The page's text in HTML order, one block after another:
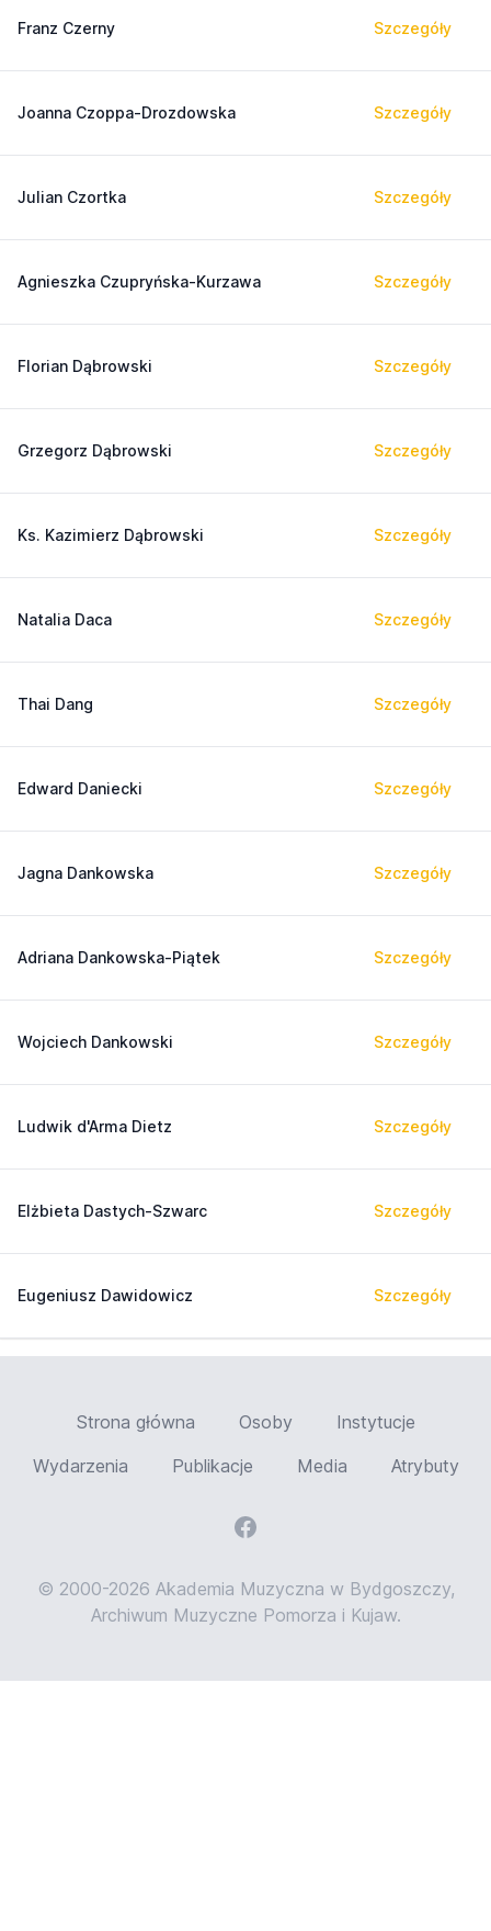
Franz Czerny Szczegóły
Joanna Czoppa-Drozdowska Szczegóły
Julian Czortka Szczegóły
Agnieszka Czupryńska-Kurzawa Szczegóły
Florian Dąbrowski Szczegóły
Grzegorz Dąbrowski Szczegóły
Ks. Kazimierz Dąbrowski Szczegóły
Natalia Daca Szczegóły
Thai Dang Szczegóły
Edward Daniecki Szczegóły
Jagna Dankowska Szczegóły
Adriana Dankowska-Piątek Szczegóły
Wojciech Dankowski Szczegóły
Ludwik d'Arma Dietz Szczegóły
Elżbieta Dastych-Szwarc Szczegóły
Eugeniusz Dawidowicz Szczegóły
Strona główna Osoby
Instytucje
Wydarzenia
Publikacje Media Atrybuty
© 2000-2026 Akademia Muzyczna w Bydgoszczy,
Archiwum Muzyczne Pomorza i Kujaw.